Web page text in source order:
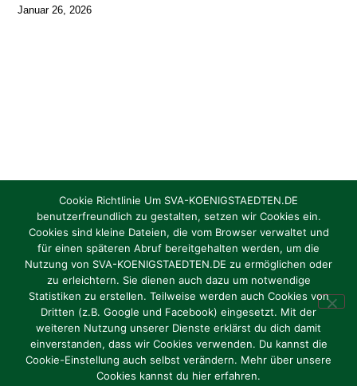
Januar 26, 2026
Torhüter/in gesucht Jahrgang 2012 / 2013
Oktober 1, 2024
Impressum|Datenschutz
Cookie Richtlinie Um SVA-KOENIGSTAEDTEN.DE
benutzerfreundlich zu gestalten, setzen wir Cookies ein.
Cookies sind kleine Dateien, die vom Browser verwaltet und
für einen späteren Abruf bereitgehalten werden, um die
Nutzung von SVA-KOENIGSTAEDTEN.DE zu ermöglichen oder
zu erleichtern. Sie dienen auch dazu um notwendige
Statistiken zu erstellen. Teilweise werden auch Cookies von
Dritten (z.B. Google und Facebook) eingesetzt. Mit der
weiteren Nutzung unserer Dienste erklärst du dich damit
einverstanden, dass wir Cookies verwenden. Du kannst die
Cookie-Einstellung auch selbst verändern. Mehr über unsere
Cookies kannst du hier erfahren.